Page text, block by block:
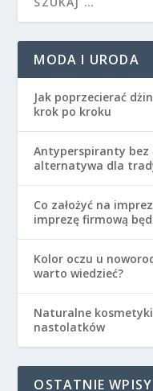
MODA I URODA
Jak poprzecierać
krok po kroku
Antyperspiranty
alternatywa dla
Co założyć na
imprezę firmową
Kolor oczu u
warto wiedzieć?
Naturalne
nastolatków
OSTATNIE WPISY